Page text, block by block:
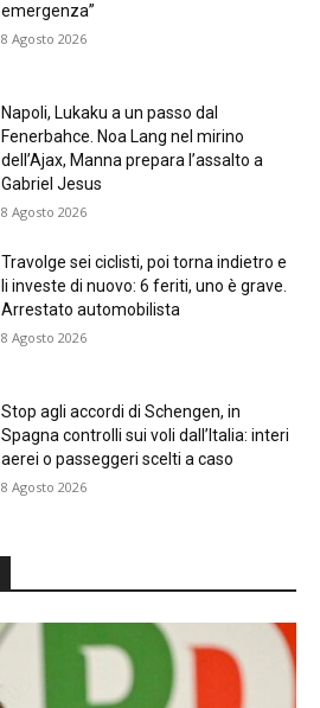
emergenza”
8 Agosto 2026
Napoli, Lukaku a un passo dal
Fenerbahce. Noa Lang nel mirino
dell’Ajax, Manna prepara l’assalto a
Gabriel Jesus
8 Agosto 2026
Travolge sei ciclisti, poi torna indietro e
li investe di nuovo: 6 feriti, uno è grave.
Arrestato automobilista
8 Agosto 2026
Stop agli accordi di Schengen, in
Spagna controlli sui voli dall’Italia: interi
aerei o passeggeri scelti a caso
8 Agosto 2026